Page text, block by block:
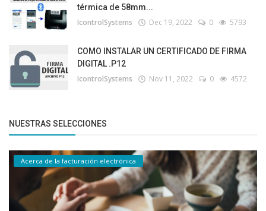
térmica de 58mm...
IcontrolSystems Dec 19, 2022 0 5793
COMO INSTALAR UN CERTIFICADO DE FIRMA
DIGITAL .P12
IcontrolSystems Nov 11, 2022 0 4572
NUESTRAS SELECCIONES
Acerca de la facturación electrónica